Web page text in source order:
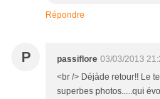
Répondre
P passiflore 03/03/2013
<br /> Déjàde retour!! Le
superbes photos.....qui